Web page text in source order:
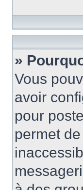
»
Vous
avoir
pour
permet